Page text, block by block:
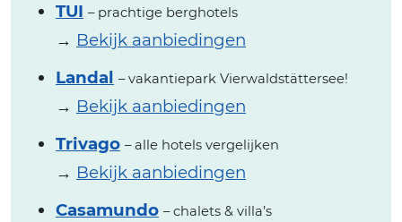
TUI – prachtige berghotels
→ Bekijk aanbiedingen
Landal – vakantiepark Vierwaldstättersee!
→ Bekijk aanbiedingen
Trivago – alle hotels vergelijken
→ Bekijk aanbiedingen
Casamundo – chalets & villa’s